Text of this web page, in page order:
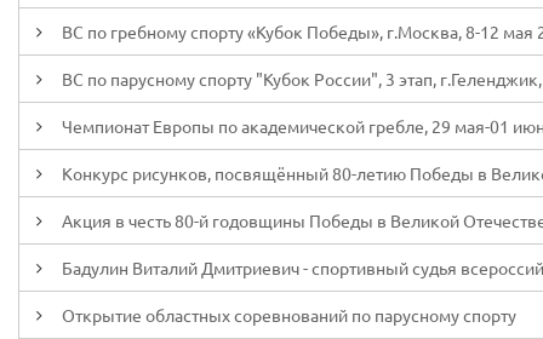
ВС по гребному спорту «Кубок Победы», г.Москва, 8-12 мая
ВС по парусному спорту "Кубок России", 3 этап,
Чемпионат Европы по академической гребле, 29 мая-01
Конкурс рисунков, посвящённый 80-летию Победы в
Акция в честь 80-й годовщины Победы в Великой
Бадулин Виталий Дмитриевич - спортивный судья
Открытие областных соревнований по парусному спорту